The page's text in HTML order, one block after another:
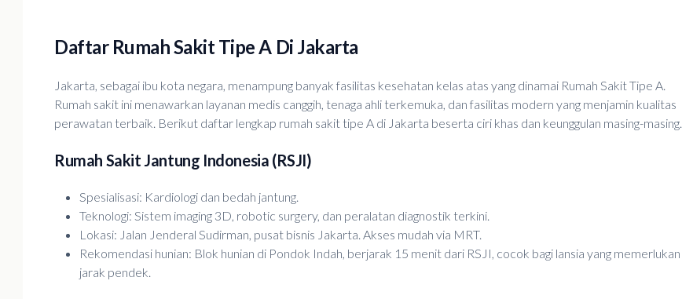
Daftar Rumah Sakit Tipe A Di Jakarta
Jakarta, sebagai ibu kota negara, menampung banyak fasilitas kesehatan kelas atas yang dinamai Rumah Sakit Tipe A.
Rumah sakit ini menawarkan layanan medis canggih, tenaga ahli terkemuka, dan fasilitas modern yang menjamin kualitas
perawatan terbaik. Berikut daftar lengkap rumah sakit tipe A di Jakarta beserta ciri khas dan keunggulan masing-masing.
Rumah Sakit Jantung Indonesia (RSJI)
Spesialisasi: Kardiologi dan bedah jantung.
Teknologi: Sistem imaging 3D, robotic surgery, dan peralatan diagnostik terkini.
Lokasi: Jalan Jenderal Sudirman, pusat bisnis Jakarta. Akses mudah via MRT.
Rekomendasi hunian: Blok hunian di Pondok Indah, berjarak 15 menit dari RSJI, cocok bagi lansia yang memerlukan
jarak pendek.